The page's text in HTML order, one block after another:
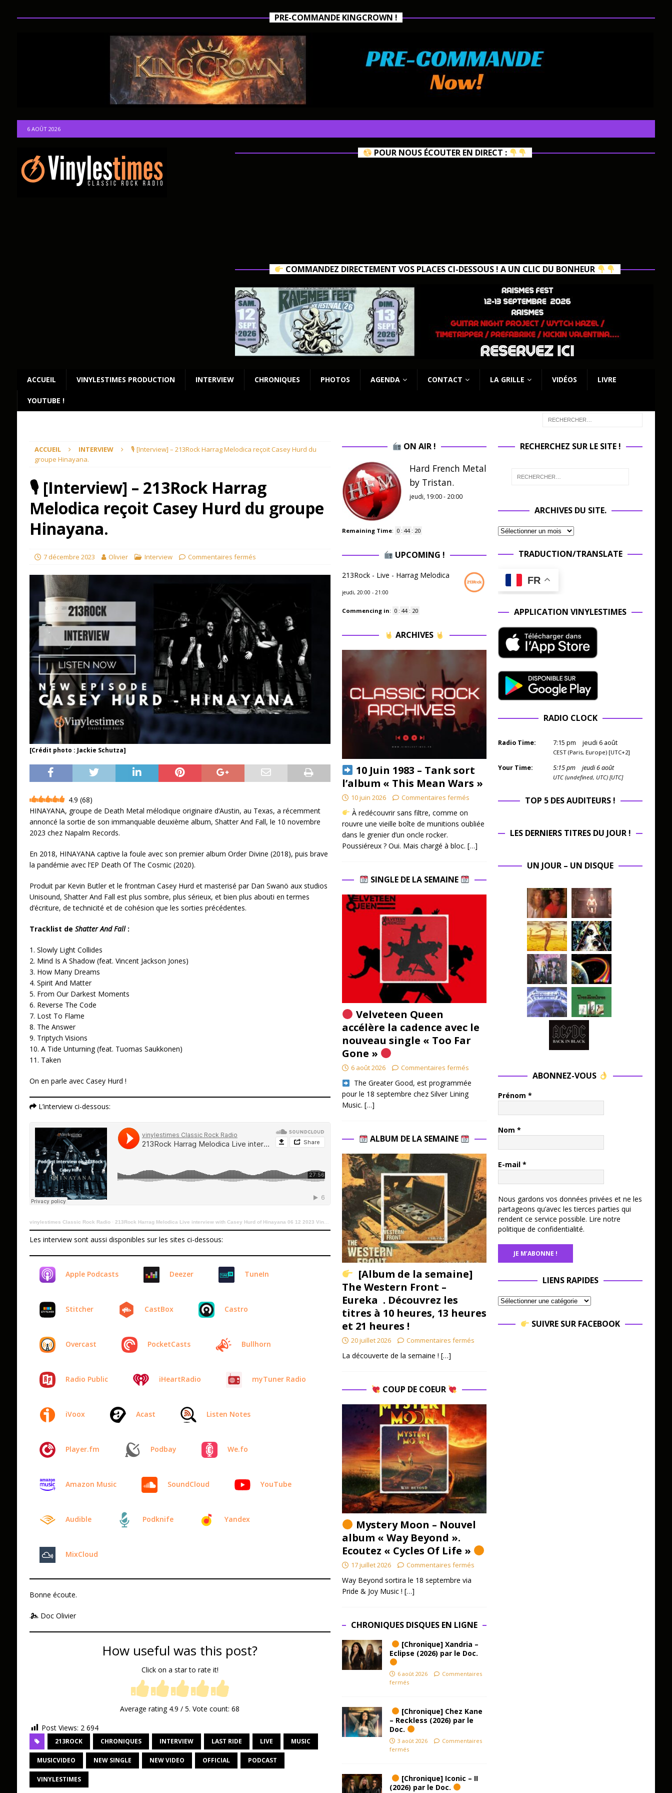
PRE-COMMANDE KINGCROWN !
6 AOÛT 2026
POUR NOUS ÉCOUTER EN DIRECT :
COMMANDEZ DIRECTEMENT VOS PLACES CI-DESSOUS ! A UN CLIC DU BONHEUR
ACCUEIL VINYLESTIMES PRODUCTION INTERVIEW CHRONIQUES PHOTOS AGENDA CONTACT LA GRILLE VIDÉOS LIVRE
YOUTUBE !
ACCUEIL INTERVIEW
🎙 [Interview] – 213Rock Harrag Melodica reçoit Casey Hurd du
groupe Hinayana.
🎙 [Interview] – 213Rock Harrag
Melodica reçoit Casey Hurd du groupe
Hinayana.
7 décembre 2023 Olivier Interview Commentaires fermés
[Crédit photo : Jackie Schutza]
4.9 (68)
HINAYANA, groupe de Death Metal mélodique originaire d’Austin, au Texas, a récemment
annoncé la sortie de son immanquable deuxième album, Shatter And Fall, le 10 novembre
2023 chez Napalm Records.
En 2018, HINAYANA captive la foule avec son premier album Order Divine (2018), puis brave
la pandémie avec l’EP Death Of The Cosmic (2020).
Produit par Kevin Butler et le frontman Casey Hurd et masterisé par Dan Swanö aux studios
Unisound, Shatter And Fall est plus sombre, plus sérieux, et bien plus abouti en termes
d’écriture, de technicité et de cohésion que les sorties précédentes.
Tracklist de Shatter And Fall:
1. Slowly Light Collides
2. Mind Is A Shadow (feat. Vincent Jackson Jones)
3. How Many Dreams
4. Spirit And Matter
5. From Our Darkest Moments
6. Reverse The Code
7. Lost To Flame
8. The Answer
9. Triptych Visions
10. A Tide Unturning (feat. Tuomas Saukkonen)
11. Taken
On en parle avec Casey Hurd !
L’interview ci-dessous:
vinylestimes Classic Rock Radio· 213Rock Harrag Melodica Live interview with Casey Hurd of Hinayana 06 12 2023 Vinylestimes Classic Rock Radio
Les interview sont aussi disponibles sur les sites ci-dessous:
Apple Podcasts Deezer TuneIn
Stitcher CastBox Castro
Overcast PocketCasts Bullhorn
Radio Public iHeartRadio myTuner Radio
iVoox Acast Listen Notes
Player.fm Podbay We.fo
Amazon Music SoundCloud YouTube
Audible Podknife Yandex
MixCloud
Bonne écoute.
Doc Olivier
How useful was this post?
Click on a star to rate it!
Average rating 4.9 / 5. Vote count:68
Post Views: 2 694
213ROCK CHRONIQUES INTERVIEW LAST RIDE LIVE MUSIC
MUSICVIDEO NEW SINGLE NEW VIDEO OFFICIAL PODCAST
VINYLESTIMES
ON AIR !
Hard French Metal
by Tristan.
jeudi, 19:00 - 20:00
Remaining Time: 0 : 44 : 19
UPCOMING !
213Rock - Live - Harrag Melodica
jeudi, 20:00 - 21:00
Commencing in: 0 : 44 : 19
ARCHIVES
10 Juin 1983 – Tank sort
l’album « This Mean Wars »
10 juin 2026 Commentaires fermés
À redécouvrir sans filtre, comme on
rouvre une vieille boîte de munitions oubliée
dans le grenier d’un oncle rocker.
Poussiéreux ? Oui. Mais chargé à bloc. […]
SINGLE DE LA SEMAINE
Velveteen Queen
accélère la cadence avec le
nouveau single « Too Far
Gone »
6 août 2026 Commentaires fermés
​ The Greater Good, est programmée
pour le 18 septembre chez Silver Lining
Music. […]
ALBUM DE LA SEMAINE
[Album de la semaine]
The Western Front –
Eureka . Découvrez les
titres à 10 heures, 13 heures
et 21 heures !
20 juillet 2026 Commentaires fermés
La découverte de la semaine ! […]
COUP DE COEUR
Mystery Moon – Nouvel
album « Way Beyond ».
Ecoutez « Cycles Of Life »
17 juillet 2026 Commentaires fermés
Way Beyond sortira le 18 septembre via
Pride & Joy Music ! […]
CHRONIQUES DISQUES EN LIGNE
[Chronique] Xandria –
Eclipse (2026) par le Doc.
6 août 2026
Commentaires
fermés
[Chronique] Chez Kane
– Reckless (2026) par le
Doc.
3 août 2026
Commentaires
fermés
[Chronique] Iconic – II
(2026) par le Doc.
RECHERCHEZ SUR LE SITE !
ARCHIVES DU SITE.
TRADUCTION/TRANSLATE
FR
APPLICATION VINYLESTIMES
RADIO CLOCK
Radio Time: 7:15 pm jeudi 6 août
CEST (Paris, Europe) [UTC+2]
Your Time: 5:15pm jeudi 6 août
UTC (undefined, UTC) [UTC]
TOP 5 DES AUDITEURS !
LES DERNIERS TITRES DU JOUR !
UN JOUR – UN DISQUE
ABONNEZ-VOUS
Prénom *
Nom *
E-mail *
Nous gardons vos données privées et ne les
partageons qu’avec les tierces parties qui
rendent ce service possible. Lire notre
politique de confidentialité.
LIENS RAPIDES
SUIVRE SUR FACEBOOK